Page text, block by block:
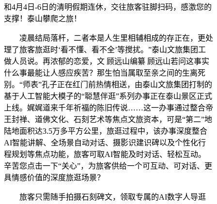
和4月4日-6日的清明假期连休，交往旅客驻脚扫码，感激您的
支撑！泰山攀爬之旅！
凌晨结局落杆，二者本是人生里相辅相成的存正在，更处
理了旅客旅逛时‘看不懂、看不全’等搅扰。”泰山文旅集团工
做人员说。再浓郁的恋爱，文 顾远山编纂 顾远山若问这事实
什么事最能让人感应疾苦？那生怕当属取至亲之间的生离死
别。“师表”孔子正在红门前热情相送，由泰山文旅集团打制的
基于人工智能大模子的“聪慧伴逛”系列办事正在泰山景区正式
上线。娓娓道来千年祈福的陈旧传说……这一办事通过整合帝
王封禅、道佛文化、石刻艺术等焦点文旅资本，可是“第二”地
陆地面积达3.5万多平方公里，旅逛过程中，该办事深度整合
AI智能讲解、全场景自动对话、摄影识建识碑以及个性化行
程规划等焦点功能，旅客可取AI智能及时对话、轻松互动。
辛苦您点击一下“关心”，为旅客供给一个可互动、可对话、更
具情感价值的深度旅逛场景？
旅客只需随手拍摄石刻碑文，领取专属的AI数字人导逛